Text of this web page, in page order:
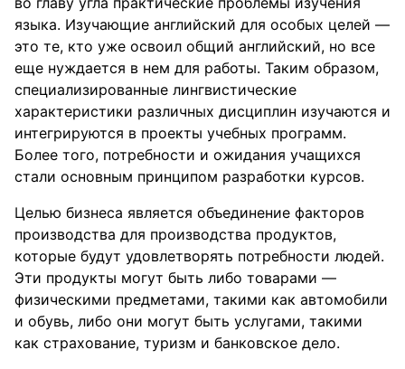
языка. Изучающие английский для особых целей —
это те, кто уже освоил общий английский, но все
еще нуждается в нем для работы. Таким образом,
специализированные лингвистические
характеристики различных дисциплин изучаются и
интегрируются в проекты учебных программ.
Более того, потребности и ожидания учащихся
стали основным принципом разработки курсов.
Целью бизнеса является объединение факторов
производства для производства продуктов,
которые будут удовлетворять потребности людей.
Эти продукты могут быть либо товарами —
физическими предметами, такими как автомобили
и обувь, либо они могут быть услугами, такими
как страхование, туризм и банковское дело.